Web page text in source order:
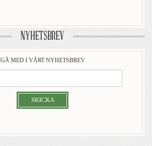
NYHETSBREV
GÅ MED I VÅRT NYHETSBREV
SKICKA